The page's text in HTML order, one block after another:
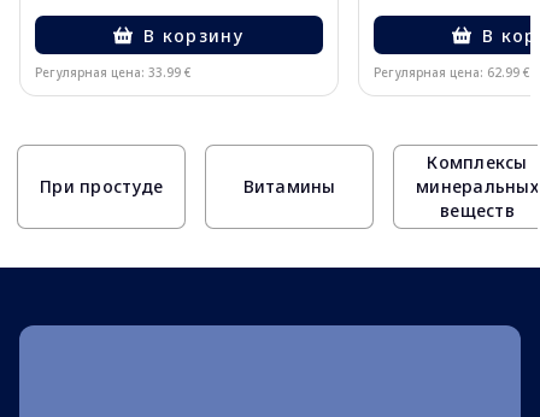
В корзину
Регулярная цена: 33.99 €
В
Регулярная цена: 62.99 €
При простуде Витамины
Комплексы
минеральных
веществ